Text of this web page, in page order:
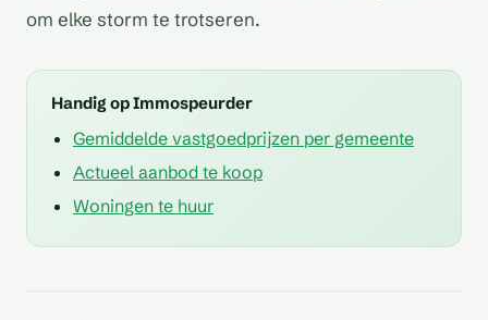
om elke storm te trotseren.
Handig op Immospeurder
Gemiddelde vastgoedprijzen per gemeente
Actueel aanbod te koop
Woningen te huur
gespecialiseerd in
weet ik dat de vraag "Hoe
oud is het gebouw" een
vaak gestelde vraag is
huizenkopers en
Aangezien uw vraag geen
aangevraagd, kan ik in